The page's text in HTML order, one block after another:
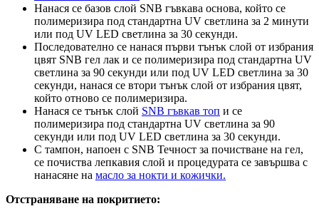
Нанася се базов слой SNB гъвкава основа, който се
полимеризира под стандартна UV светлина за 2 минути
или под UV LED светлина за 30 секунди.
Последователно се нанася първи тънък слой от избрания
цвят SNB гел лак и се полимеризира под стандартна UV
светлина за 90 секунди или под UV LED светлина за 30
секунди, нанася се втори тънък слой от избрания цвят,
който отново се полимеризира.
Нанася се тънък слой SNB гъвкав топ и се
полимеризира под стандартна UV светлина за 90
секунди или под UV LED светлина за 30 секунди.
С тампон, напоен с SNB Течност за почистване на гел,
се почиства лепкавия слой и процедурата се завършва с
нанасяне на масло за нокти и кожички.
Отстраняване на покритието: